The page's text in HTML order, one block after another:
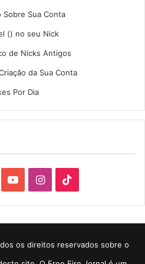
Sobre Sua Conta
(ㅤ) no seu Nick
de Nicks Antigos
da Sua Conta
Por Dia
YouTubeInstagram
os direitos reservados sobre o